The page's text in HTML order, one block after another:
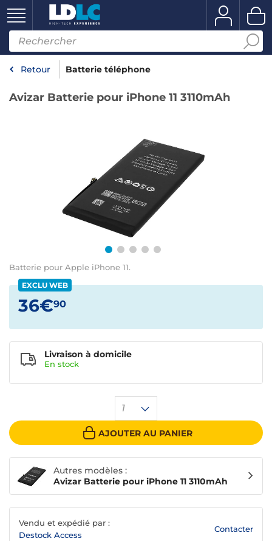
Retour Batterie téléphone
Avizar Batterie pour iPhone 11 3110mAh
Batterie pour Apple iPhone 11.
EXCLU WEB
36€90
1
AJOUTER AU PANIER
Livraison à domicile
En stock
Autres modèles :
Avizar Batterie pour iPhone 11 3110mAh
Vendu et expédié par :
Destock Access
Contacter